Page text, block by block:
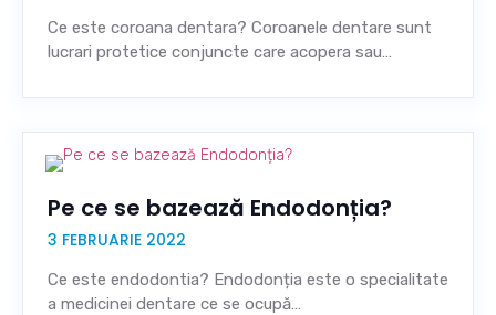
Ce este coroana dentara? Coroanele dentare sunt
lucrari protetice conjuncte care acopera sau…
Pe ce se bazează Endodonția?
3 FEBRUARIE 2022
Ce este endodontia? Endodonția este o specialitate
a medicinei dentare ce se ocupă…